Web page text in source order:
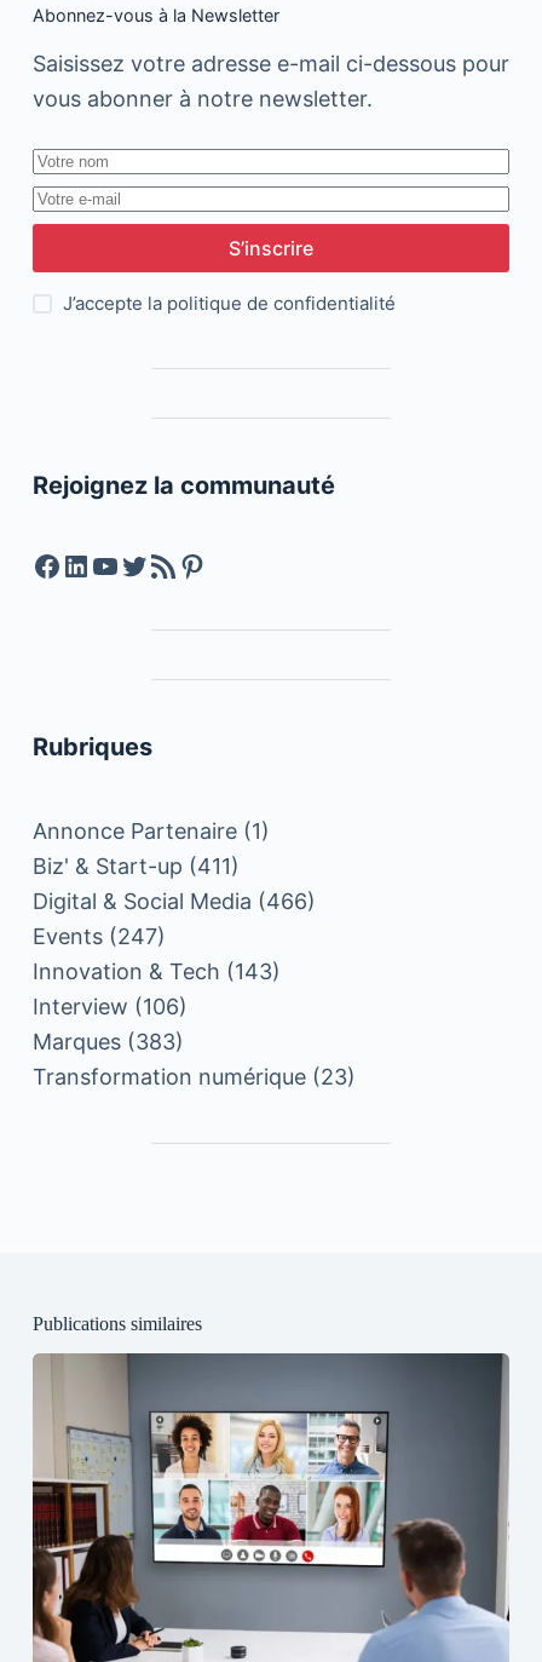
Abonnez-vous à la Newsletter
Saisissez votre adresse e-mail ci-dessous pour
vous abonner à notre newsletter.
S’inscrire
J’accepte la politique de confidentialité
Rejoignez la communauté
Facebook
LinkedIn
YouTube
Twitter
Feed RSSPinterest
Rubriques
Annonce Partenaire(1)
Biz' & Start-up (411)
Digital & Social Media (466)
Events(247)
Innovation & Tech (143)
Interview (106)
Marques(383)
Transformation numérique(23)
Publications similaires